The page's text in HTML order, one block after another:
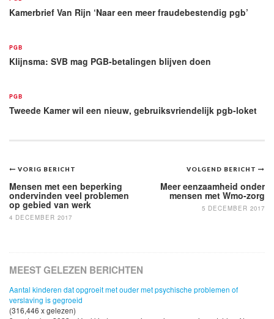
Kamerbrief Van Rijn ‘Naar een meer fraudebestendig pgb’
PGB
Klijnsma: SVB mag PGB-betalingen blijven doen
PGB
Tweede Kamer wil een nieuw, gebruiksvriendelijk pgb-loket
Bericht
navigatie
VOLGEND BERICHT
Meer eenzaamheid onder
mensen met Wmo-zorg
5 DECEMBER 2017
VORIG BERICHT
Mensen met een beperking
ondervinden veel problemen
op gebied van werk
4 DECEMBER 2017
MEEST GELEZEN BERICHTEN
Aantal kinderen dat opgroeit met ouder met psychische problemen of
verslaving is gegroeid
(316,446 x gelezen)